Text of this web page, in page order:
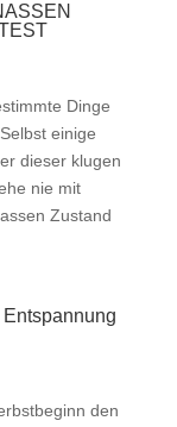
Dinge
einige
dieser klugen
nie mit
Zustand
den